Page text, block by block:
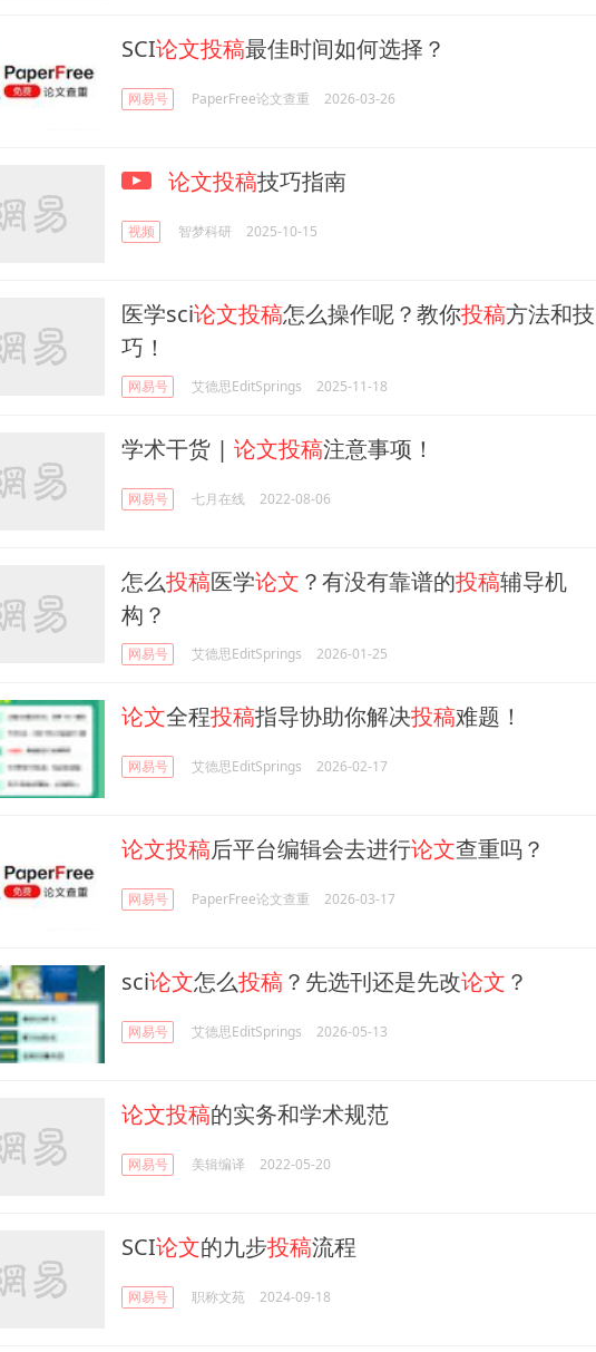
SCI论文投稿最佳时间如何选择？
网易号 PaperFree论文查重 2026-03-26
论文投稿技巧指南
视频 智梦科研 2025-10-15
医学sci论文投稿怎么操作呢？教你投稿方法和技
巧！
网易号 艾德思EditSprings 2025-11-18
学术干货 | 论文投稿注意事项！
网易号 七月在线 2022-08-06
怎么投稿医学论文 ？有没有靠谱的投稿辅导机
构？
网易号 艾德思EditSprings 2026-01-25
论文全程投稿指导协助你解决投稿难题！
网易号 艾德思EditSprings 2026-02-17
论文投稿后平台编辑会去进行论文查重吗？
网易号 PaperFree论文查重 2026-03-17
sci论文怎么投稿 ？先选刊还是先改论文 ？
网易号 艾德思EditSprings 2026-05-13
论文投稿的实务和学术规范
网易号 美辑编译 2022-05-20
SCI论文的九步投稿流程
网易号 职称文苑 2024-09-18